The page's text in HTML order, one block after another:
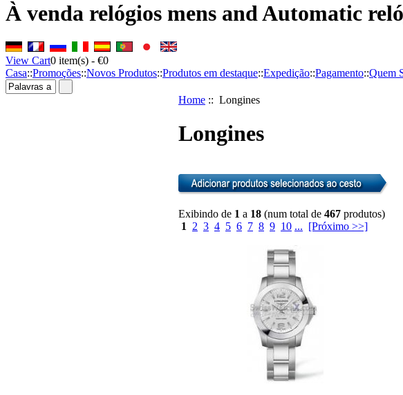
À venda relógios mens and Automatic
View Cart0 item(s) - €0
Casa::Promoções::Novos Produtos::Produtos em destaque::Expedição::Pagamento::Quem
Home :: Longines
Longines
Exibindo de 1 a 18 (num total de 467 produtos)
1
2 3 4 5 6 7 8 9 10 ... [Próximo >>]